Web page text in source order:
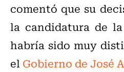
comentó que su
la candidatura de
habría sido muy
elGobierno de José